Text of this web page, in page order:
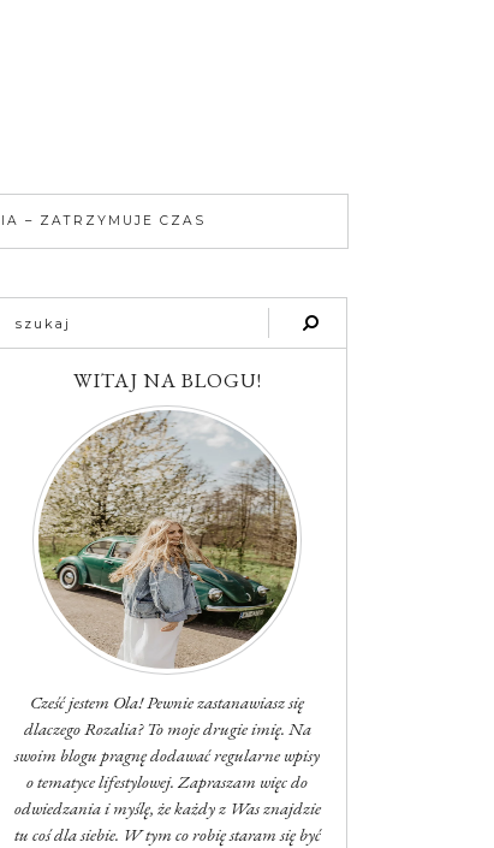
– ZATRZYMUJE CZAS
WITAJ NA BLOGU!
Cześć jestem Ola! Pewnie zastanawiasz się
dlaczego Rozalia? To moje drugie imię. Na
swoim blogu pragnę dodawać regularne wpisy
o tematyce lifestylowej. Zapraszam więc do
odwiedzania i myślę, że każdy z Was znajdzie
tu coś dla siebie. W tym co robię staram się być